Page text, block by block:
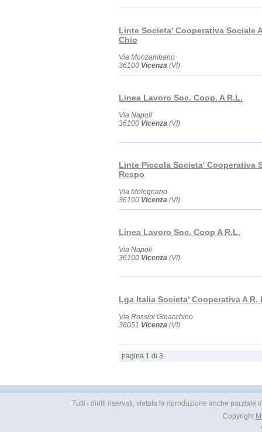
Linte Societa' Cooperativa Sociale
Chio
Via Monzambano
36100 Vicenza (VI)
Linea Lavoro Soc. Coop. A R.L.
Via Napoli
36100 Vicenza (VI)
Linte Piccola Societa' Cooperativa
Respo
Via Melegnano
36100 Vicenza (VI)
Linea Lavoro Soc. Coop A R.L.
Via Napoli
36100 Vicenza (VI)
Lga Italia Societa' Cooperativa A R.
Via Rossini Gioacchino
36051 Vicenza (VI)
pagina 1 di 3
Tutti i diritti riservati, vietata la riproduzione anche parziale
Copyright